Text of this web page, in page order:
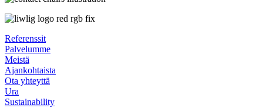
Referenssit
Palvelumme
Meistä
Ajankohtaista
Ota yhteyttä
Ura
Sustainability